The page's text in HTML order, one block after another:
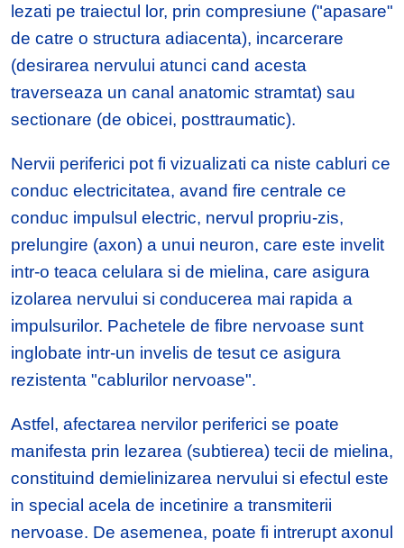
lezati pe traiectul lor, prin compresiune ("apasare"
de catre o structura adiacenta), incarcerare
(desirarea nervului atunci cand acesta
traverseaza un canal anatomic stramtat) sau
sectionare (de obicei, posttraumatic).
Nervii periferici pot fi vizualizati ca niste cabluri ce
conduc electricitatea, avand fire centrale ce
conduc impulsul electric, nervul propriu-zis,
prelungire (axon) a unui neuron, care este invelit
intr-o teaca celulara si de mielina, care asigura
izolarea nervului si conducerea mai rapida a
impulsurilor. Pachetele de fibre nervoase sunt
inglobate intr-un invelis de tesut ce asigura
rezistenta "cablurilor nervoase".
Astfel, afectarea nervilor periferici se poate
manifesta prin lezarea (subtierea) tecii de mielina,
constituind demielinizarea nervului si efectul este
in special acela de incetinire a transmiterii
nervoase. De asemenea, poate fi intrerupt axonul